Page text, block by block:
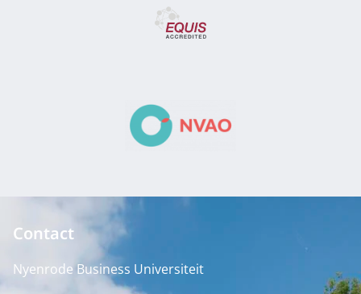
Contact
Nyenrode Business Universiteit